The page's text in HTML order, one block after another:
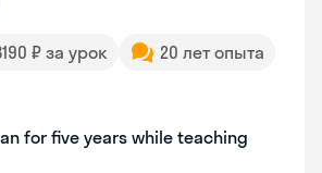
₽ за урок
20 лет опыта
for five years while teaching